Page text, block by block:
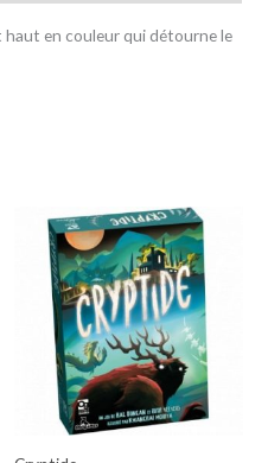
en couleur qui détourne le